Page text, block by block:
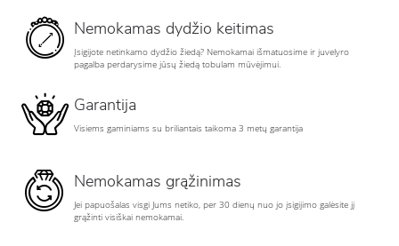
Nemokamas dydžio keitimas
Įsigijote netinkamo dydžio žiedą? Nemokamai išmatuosime ir juvelyro
pagalba perdarysime jūsų žiedą tobulam mūvėjimui.
Garantija
Visiems gaminiams su briliantais taikoma 3 metų garantija
Nemokamas grąžinimas
Jei papuošalas visgi Jums netiko, per 30 dienų nuo jo įsigijimo galėsite jį
grąžinti visiškai nemokamai.